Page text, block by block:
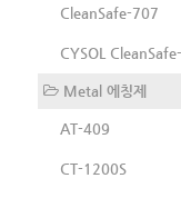
CleanSafe-707
CYSOL
Metal 에칭제
AT-409
CT-1200S